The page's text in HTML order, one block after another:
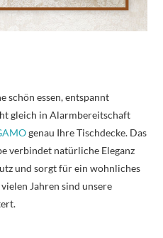
schön essen, entspannt
gleich in Alarmbereitschaft
genau Ihre Tischdecke. Das
verbindet natürliche Eleganz
und sorgt für ein wohnliches
Jahren sind unsere